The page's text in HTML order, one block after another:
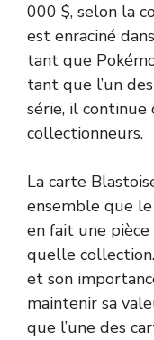
000 $, selon la
est enraciné
tant que
tant que l’un
série, il continue
collectionneurs.
La carte
ensemble que
en fait une pièce
quelle
et son
maintenir sa
que l’une des